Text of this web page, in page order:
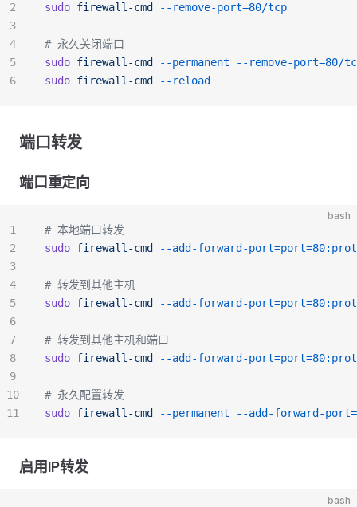
sudo firewall-cmd --remove-port=80/tcp
# 永久关闭端口
sudo firewall-cmd --permanent --remove-port=80/
sudo firewall-cmd --reload
2
3
4
5
6
端口转发
端口重定向
bash
# 本地端口转发
sudo firewall-cmd --add-forward-
# 转发到其他主机
sudo firewall-cmd --add-forward-
# 转发到其他主机和端口
sudo firewall-cmd --add-forward-
# 永久配置转发
sudo firewall-cmd --permanent --add-forward-
1
2
3
4
5
6
7
8
9
10
11
启用IP转发
bash